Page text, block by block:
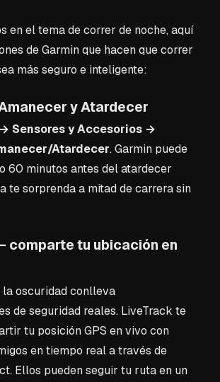
en el tema de correr de noche, aquí
de Garmin que hacen que correr
más seguro e inteligente:
y Atardecer
Sensores y Accesorios →
Atardecer. Garmin puede
60 minutos antes del atardecer
te sorprenda a mitad de carrera sin
comparte tu ubicación en
la oscuridad conlleva
de seguridad reales. LiveTrack te
tu posición GPS en vivo con
en tiempo real a través de
Ellos pueden seguir tu ruta en un